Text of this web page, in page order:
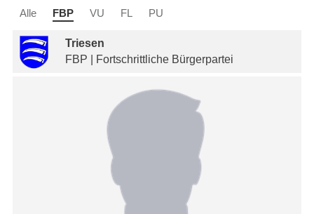
Alle FBP VU FL PU
Triesen
FBP | Fortschrittliche Bürgerpartei